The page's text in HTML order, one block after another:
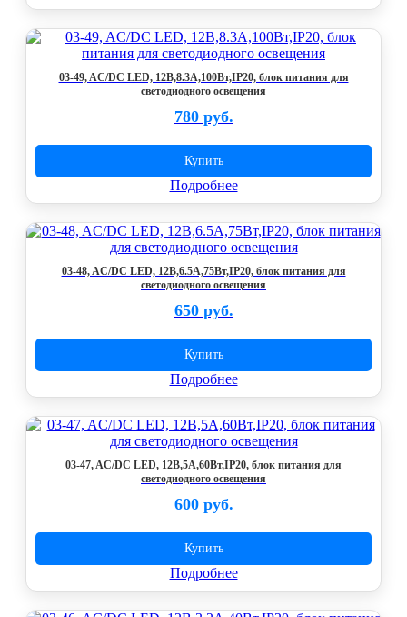
03-49, AC/DC LED, 12В,8.3А,100Вт,IP20, блок питания для
светодиодного освещения
780 руб.
Купить
Подробнее
03-48, AC/DC LED, 12В,6.5А,75Вт,IP20, блок питания для
светодиодного освещения
650 руб.
Купить
Подробнее
03-47, AC/DC LED, 12В,5А,60Вт,IP20, блок питания для
светодиодного освещения
600 руб.
Купить
Подробнее